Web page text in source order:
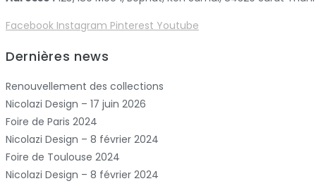
Facebook Instagram Pinterest Youtube
Dernières news
Renouvellement des collections
Nicolazi Design – 17 juin 2026
Foire de Paris 2024
Nicolazi Design – 8 février 2024
Foire de Toulouse 2024
Nicolazi Design – 8 février 2024